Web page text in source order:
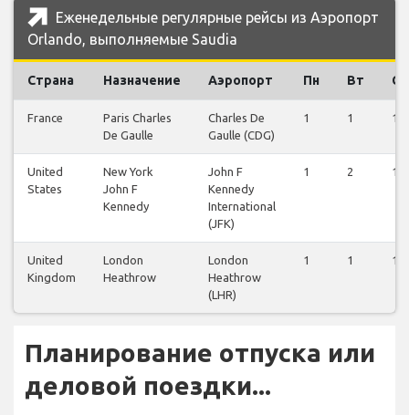
Еженедельные регулярные рейсы из Аэропорт
Orlando, выполняемые Saudia
Страна Назначение Аэропорт Пн Вт Ср
France
Paris Charles
De Gaulle
Charles De
Gaulle (CDG)
1 1 1
United
States
New York
John F
Kennedy
John F
Kennedy
International
(JFK)
1 2 1
United
Kingdom
London
Heathrow
London
Heathrow
(LHR)
1 1 1
Планирование отпуска или
деловой поездки...